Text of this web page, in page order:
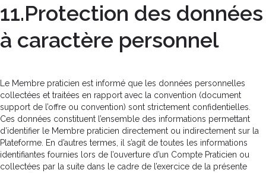
11.Protection des données
à caractère personnel
Le Membre praticien est informé que les données personnelles
collectées et traitées en rapport avec la convention (document
support de l’offre ou convention) sont strictement confidentielles.
Ces données constituent l’ensemble des informations permettant
d’identifier le Membre praticien directement ou indirectement sur la
Plateforme. En d’autres termes, il s’agit de toutes les informations
identifiantes fournies lors de l’ouverture d’un Compte Praticien ou
collectées par la suite dans le cadre de l’exercice de la présente